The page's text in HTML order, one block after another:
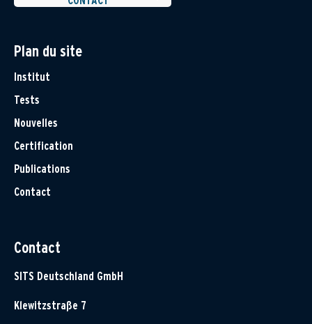
Plan du site
Institut
Tests
Nouvelles
Certification
Publications
Contact
Contact
SITS Deutschland GmbH
Klewitzstraße 7